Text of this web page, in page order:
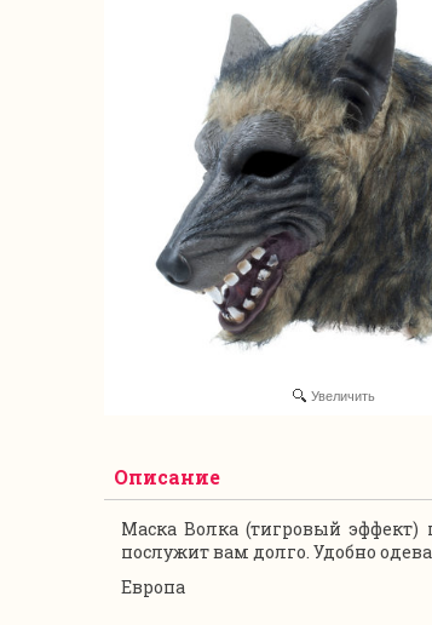
Увеличить
Описание
Маска Волка (тигровый
послужит вам долго. Удобно
Европа